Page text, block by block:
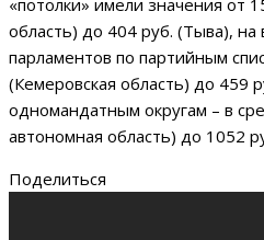
область) до 404 руб. (Тыва),
парламентов по партийным
(Кемеровская область) до 459
одномандатным округам – в
автономная область) до 1052
Поделиться